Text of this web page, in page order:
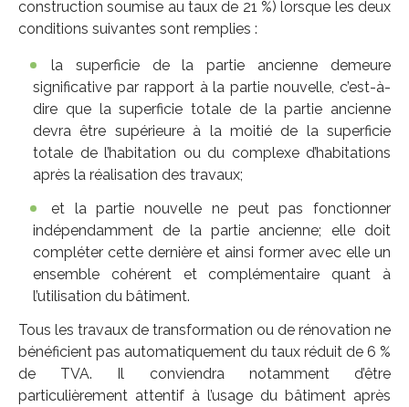
construction soumise au taux de 21 %) lorsque les deux
conditions suivantes sont remplies :
la superficie de la partie ancienne demeure
significative par rapport à la partie nouvelle, c’est-à-
dire que la superficie totale de la partie ancienne
devra être supérieure à la moitié de la superficie
totale de l’habitation ou du complexe d’habitations
après la réalisation des travaux;
et la partie nouvelle ne peut pas fonctionner
indépendamment de la partie ancienne; elle doit
compléter cette dernière et ainsi former avec elle un
ensemble cohérent et complémentaire quant à
l’utilisation du bâtiment.
Tous les travaux de transformation ou de rénovation ne
bénéficient pas automatiquement du taux réduit de 6 %
de TVA. Il conviendra notamment d’être
particulièrement attentif à l’usage du bâtiment après